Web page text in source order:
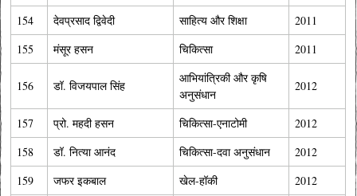
154
देवप्रसाद द्विवेदी साहित्य और शिक्षा
2011
155
मंसूर हसन चिकित्सा 2011
156 डॉ. विजयपाल सिंह
आभियांत्रिकी और कृषि
अनुसंधान
2012
157 प्रो. महदी हसन चिकित्‍सा-एनाटोमी
2012
158
डॉ. नित्‍या आनंद चिकित्‍सा-दवा अनुसंधान
2012
159
जफर इकबाल खेल-हॉकी
2012